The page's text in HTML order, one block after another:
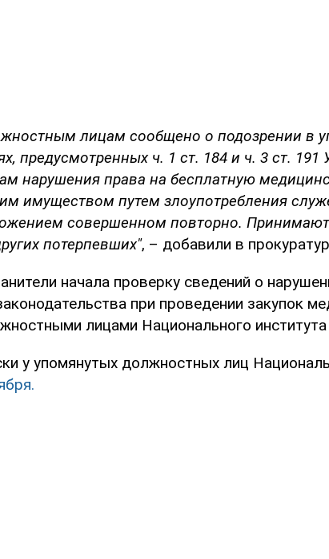
лицам сообщено о подозрении в
предусмотренных ч. 1 ст. 184 и ч. 3 ст. 191
нарушения права на бесплатную
имуществом путем злоупотребления
совершенном повторно.
потерпевших", – добавили в
начала проверку сведений о
при проведении закупок
лицами Национального института
у упомянутых должностных лиц